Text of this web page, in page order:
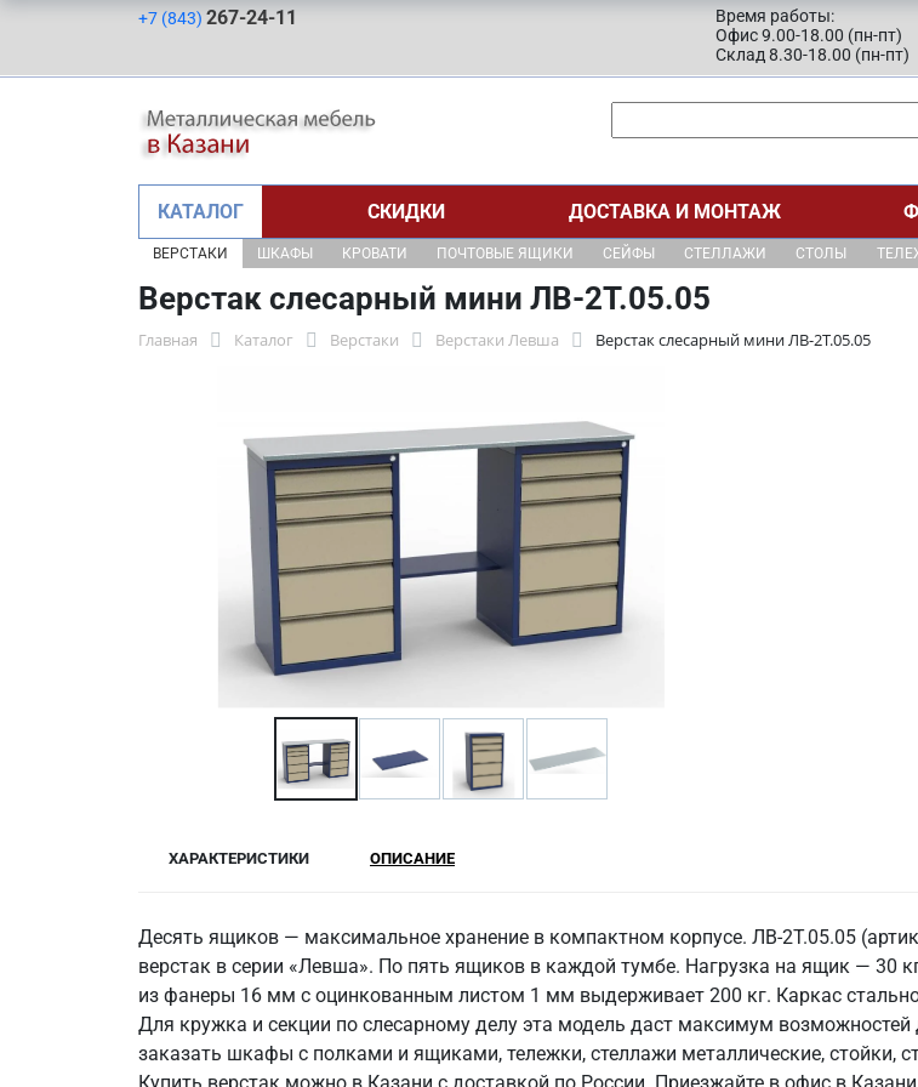
+7 (843) 267-24-11
Время работы:
Офис 9.00-18.00 (пн-пт)
Склад 8.30-18.00 (пн-пт)
КАТАЛОГ СКИДКИ ДОСТАВКА И МОНТАЖ
ВЕРСТАКИ ШКАФЫ КРОВАТИ ПОЧТОВЫЕ ЯЩИКИ СЕЙФЫ СТЕЛЛАЖИ СТОЛЫ
Верстак слесарный мини ЛВ-2Т.05.05
Главная Каталог Верстаки Верстаки Левша Верстак слесарный мини ЛВ-2Т.05.05
ХАРАКТЕРИСТИКИ ОПИСАНИЕ
Десять ящиков — максимальное хранение в компактном корпусе. ЛВ-2Т.05.05
верстак в серии «Левша». По пять ящиков в каждой тумбе. Нагрузка на ящик —
из фанеры 16 мм с оцинкованным листом 1 мм выдерживает 200 кг. Каркас
Для кружка и секции по слесарному делу эта модель даст максимум
заказать шкафы с полками и ящиками, тележки, стеллажи металлические, стойки,